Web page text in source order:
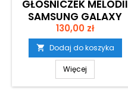
GŁOŚNICZEK MELODII
SAMSUNG GALAXY
A40 SM-A405
Cena
130,00 zł
 Dodaj do koszyka
Więcej